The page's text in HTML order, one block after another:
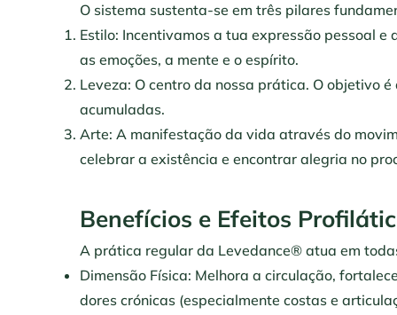
O sistema sustenta-se em três pilares
Estilo: Incentivamos a tua expressão pessoal e
as emoções, a mente e o espírito.
Leveza: O centro da nossa prática. O objetivo
acumuladas.
Arte: A manifestação da vida através do
celebrar a existência e encontrar alegria no
Benefícios e Efeitos
A prática regular da Levedance® atua em
Dimensão Física: Melhora a circulação,
dores crónicas (especialmente costas e